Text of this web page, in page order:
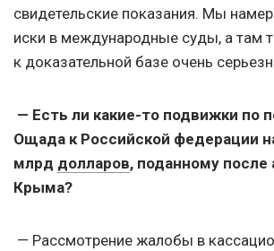
свидетельские показания. Мы
иски в международные суды, а там
к доказательной базе очень
— Есть ли какие-то подвижки по
Ощада к Российской федерации
млрд долларов, поданному после
Крыма?
— Рассмотрение жалобы в